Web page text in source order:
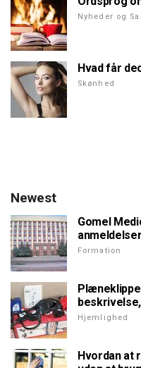
Nyheder og
Hvad får
Skønhed
Newest
Gomel
Formation
Hjemlighed
Hvordan at